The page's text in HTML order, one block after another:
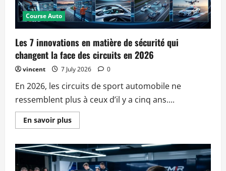
Course Auto
Les 7 innovations en matière de sécurité qui
changent la face des circuits en 2026
vincent 7 July 2026 0
En 2026, les circuits de sport automobile ne
ressemblent plus à ceux d’il y a cinq ans....
En savoir plusRead
more
7
innovations
en
matière